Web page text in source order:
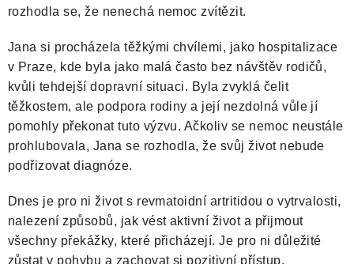
rozhodla se, že nenechá nemoc zvítězit.
Jana si procházela těžkými chvílemi, jako hospitalizace
v Praze, kde byla jako malá často bez návštěv rodičů,
kvůli tehdejší dopravní situaci. Byla zvyklá čelit
těžkostem, ale podpora rodiny a její nezdolná vůle jí
pomohly překonat tuto výzvu. Ačkoliv se nemoc neustále
prohlubovala, Jana se rozhodla, že svůj život nebude
podřizovat diagnóze.
Dnes je pro ni život s revmatoidní artritidou o vytrvalosti,
nalezení způsobů, jak vést aktivní život a přijmout
všechny překážky, které přicházejí. Je pro ni důležité
zůstat v pohybu a zachovat si pozitivní přístup.